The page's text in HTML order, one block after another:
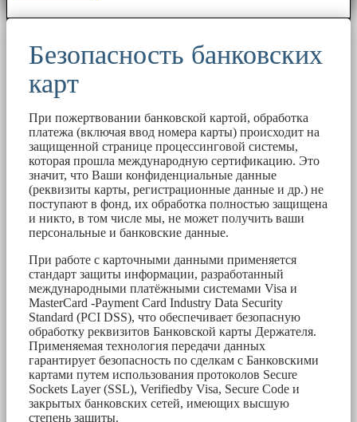
Безопасность банковских
карт
При пожертвовании банковской картой, обработка
платежа (включая ввод номера карты) происходит на
защищенной странице процессинговой системы,
которая прошла международную сертификацию. Это
значит, что Ваши конфиденциальные данные
(реквизиты карты, регистрационные данные и др.) не
поступают в фонд, их обработка полностью защищена
и никто, в том числе мы, не может получить ваши
персональные и банковские данные.
При работе с карточными данными применяется
стандарт защиты информации, разработанный
международными платёжными системами Visa и
MasterCard -Payment Card Industry Data Security
Standard (PCI DSS), что обеспечивает безопасную
обработку реквизитов Банковской карты Держателя.
Применяемая технология передачи данных
гарантирует безопасность по сделкам с Банковскими
картами путем использования протоколов Secure
Sockets Layer (SSL), Verifiedby Visa, Secure Code и
закрытых банковских сетей, имеющих высшую
степень защиты.